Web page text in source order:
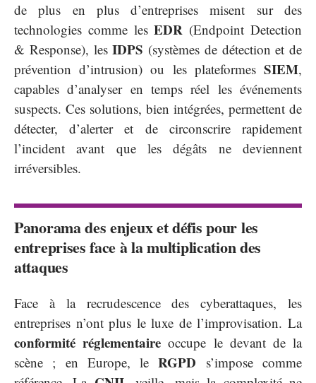
de plus en plus d’entreprises misent sur des
technologies comme lesEDR (Endpoint Detection
& Response), lesIDPS (systèmes de détection et de
prévention d’intrusion) ou les plateformes SIEM,
capables d’analyser en temps réel les événements
suspects. Ces solutions, bien intégrées, permettent de
détecter, d’alerter et de circonscrire rapidement
l’incident avant que les dégâts ne deviennent
irréversibles.
Panorama des enjeux et défis pour les
entreprises face à la multiplication des
attaques
Face à la recrudescence des cyberattaques, les
entreprises n’ont plus le luxe de l’improvisation. La
conformité réglementaire occupe le devant de la
scène ; en Europe, leRGPD s’impose comme